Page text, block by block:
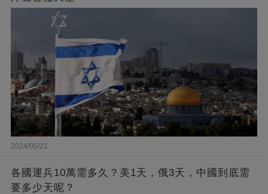
2024/05/21
各國運兵10萬需多久？美1天，俄3天，中國到底需
要多少天呢？